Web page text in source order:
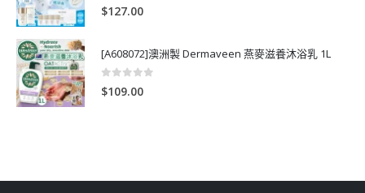
0
$127.00
[A608072]澳洲製 Dermaveen 燕麥滋養沐浴乳 1L
0
$109.00